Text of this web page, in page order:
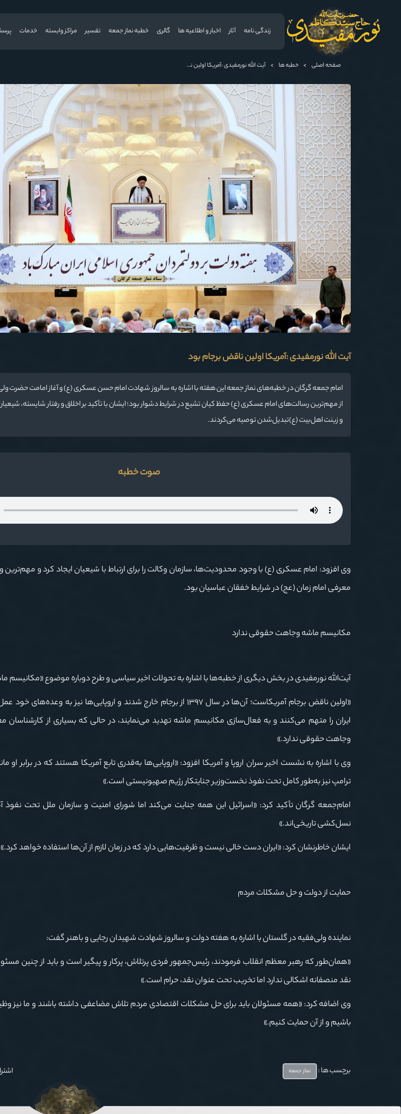
زندگی نامه آثار اخبار و اطلاعیه ها گالری خطبه نماز جمعه تفسیر مراکز وابسته خدمات
صفحه اصلی > خطبه ها > آیت الله نورمفیدی :آمریکا اولین ناقض برجام بود
آیت الله نورمفیدی :آمریکا اولین ناقض برجام بود
امام‌ جمعه گرگان در خطبه‌های نماز جمعه این هفته با اشاره به سالروز شهادت امام حسن عسکری (ع) و آغاز امامت
از مهم‌ترین رسالت‌های امام عسکری (ع) حفظ کیان تشیع در شرایط دشوار بود؛ ایشان با تأکید بر اخلاق و رفتار شایسته،
و زینت اهل‌بیت (ع)تبدیل‌شدن توصیه می‌کردند.
صوت خطبه
وی افزود: امام عسکری (ع) با وجود محدودیت‌ها، سازمان وکالت را برای ارتباط با شیعیان ایجاد کرد و
معرفی امام زمان (عج) در شرایط خفقان عباسیان بود.
مکانیسم ماشه وجاهت حقوقی ندارد
آیت‌الله نورمفیدی در بخش دیگری از خطبه‌ها با اشاره به تحولات اخیر سیاسی و طرح دوباره موضوع «مکانیسم
«اولین ناقض برجام آمریکاست؛ آن‌ها در سال ۱۳۹۷ از برجام خارج شدند و اروپایی‌ها نیز به وعده‌های خود
ایران را متهم می‌کنند و به فعال‌سازی مکانیسم ماشه تهدید می‌نمایند، در حالی که بسیاری از کارشناسان
وجاهت حقوقی ندارد.»
وی با اشاره به نشست اخیر سران اروپا و آمریکا افزود: «اروپایی‌ها به‌قدری تابع آمریکا هستند که در برابر او
ترامپ نیز به‌طور کامل تحت نفوذ نخست‌وزیر جنایتکار رژیم صهیونیستی است.»
امام‌جمعه گرگان تأکید کرد: «اسرائیل این همه جنایت می‌کند اما شورای امنیت و سازمان ملل تحت نفوذ
نسل‌کشی تاریخی‌اند.»
ایشان خاطرنشان کرد: «ایران دست خالی نیست و ظرفیت‌هایی دارد که در زمان لازم از آن‌ها استفاده خواهد کرد.»
حمایت از دولت و حل مشکلات مردم
نماینده ولی‌فقیه در گلستان با اشاره به هفته دولت و سالروز شهادت شهیدان رجایی و باهنر گفت:
«همان‌طور که رهبر معظم انقلاب فرمودند، رئیس‌جمهور فردی پرتلاش، پرکار و پیگیر است و باید از چنین
نقد منصفانه اشکالی ندارد اما تخریب تحت عنوان نقد، حرام است.»
وی اضافه کرد: «همه مسئولان باید برای حل مشکلات اقتصادی مردم تلاش مضاعفی داشته باشند و ما نیز
باشیم و از آن حمایت کنیم.»
برچسب ها : نماز جمعه